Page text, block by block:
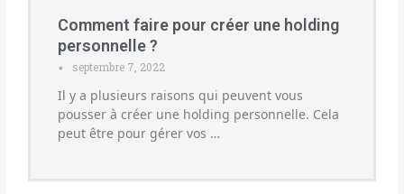
Comment faire pour créer une holding
personnelle ?
• septembre 7, 2022
Il y a plusieurs raisons qui peuvent vous
pousser à créer une holding personnelle. Cela
peut être pour gérer vos …